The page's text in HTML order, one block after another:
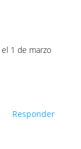
el 1 de marzo
Responder